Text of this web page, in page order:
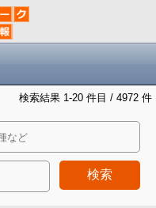
検索結果 1-20 件目 / 4972 件
検索